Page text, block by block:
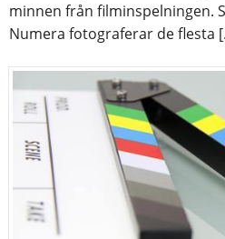
minnen från filminspelningen.
Numera fotograferar de flesta